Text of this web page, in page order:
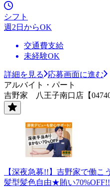
シフト
週2日からOK
交通費支給
未経験OK
詳細を見る
応募画面に進む
アルバイト・パート
吉野家 八王子南口店【
【深夜急募!!】吉野家で働
髪型髪色自由★賄い70%OFF!!